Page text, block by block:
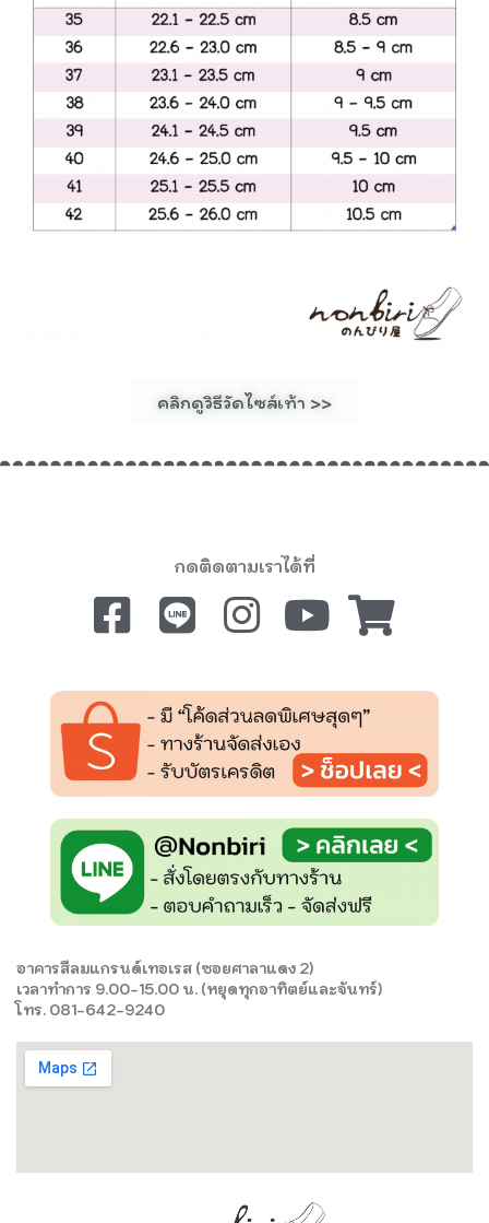
คลิกดูวิธีวัดไซส์เท้า >>
กดติดตามเราได้ที่
อาคารสีลมแกรนด์เทอเรส (ซอยศาลาแดง 2)
เวลาทำการ 9.00-15.00 น. (หยุดทุกอาทิตย์และจันทร์)
โทร. 081-642-9240